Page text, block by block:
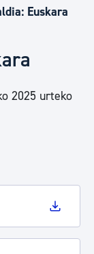
Euskara
2025 urteko